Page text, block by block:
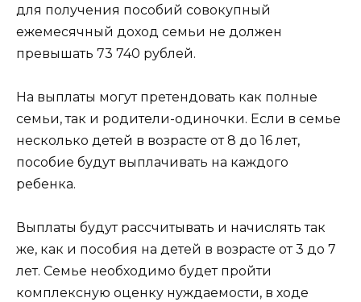
для получения пособий совокупный
ежемесячный доход семьи не должен
превышать 73 740 рублей.
На выплаты могут претендовать как полные
семьи, так и родители-одиночки. Если в семье
несколько детей в возрасте от 8 до 16 лет,
пособие будут выплачивать на каждого
ребенка.
Выплаты будут рассчитывать и начислять так
же, как и пособия на детей в возрасте от 3 до 7
лет. Семье необходимо будет пройти
комплексную оценку нуждаемости, в ходе